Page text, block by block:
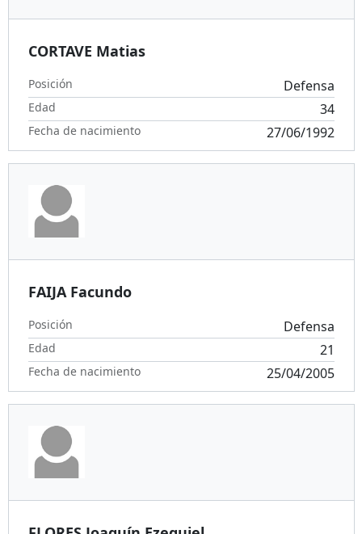
CORTAVE Matias
Posición Defensa
Edad 34
Fecha de nacimiento 27/06/1992
FAIJA Facundo
Posición Defensa
Edad 21
Fecha de nacimiento 25/04/2005